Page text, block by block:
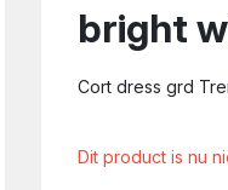
bright
Cort dress grd
Dit product is nu